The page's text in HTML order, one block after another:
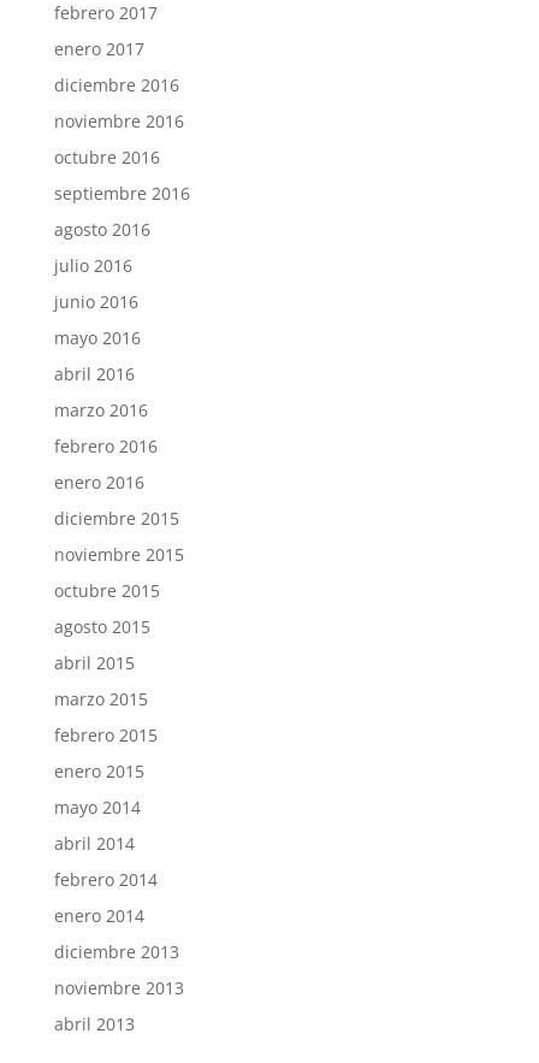
febrero 2017
enero 2017
diciembre 2016
noviembre 2016
octubre 2016
septiembre 2016
agosto 2016
julio 2016
junio 2016
mayo 2016
abril 2016
marzo 2016
febrero 2016
enero 2016
diciembre 2015
noviembre 2015
octubre 2015
agosto 2015
abril 2015
marzo 2015
febrero 2015
enero 2015
mayo 2014
abril 2014
febrero 2014
enero 2014
diciembre 2013
noviembre 2013
abril 2013